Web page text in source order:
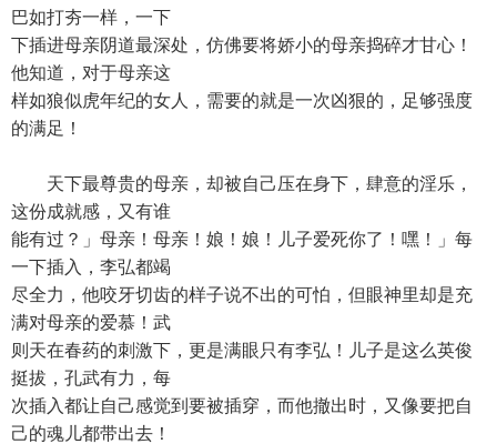
巴如打夯一样，一下
下插进母亲阴道最深处，仿佛要将娇小的母亲捣碎才甘心！
他知道，对于母亲这
样如狼似虎年纪的女人，需要的就是一次凶狠的，足够强度
的满足！
天下最尊贵的母亲，却被自己压在身下，肆意的淫乐，
这份成就感，又有谁
能有过？」母亲！母亲！娘！娘！儿子爱死你了！嘿！」每
一下插入，李弘都竭
尽全力，他咬牙切齿的样子说不出的可怕，但眼神里却是充
满对母亲的爱慕！武
则天在春药的刺激下，更是满眼只有李弘！儿子是这么英俊
挺拔，孔武有力，每
次插入都让自己感觉到要被插穿，而他撤出时，又像要把自
己的魂儿都带出去！